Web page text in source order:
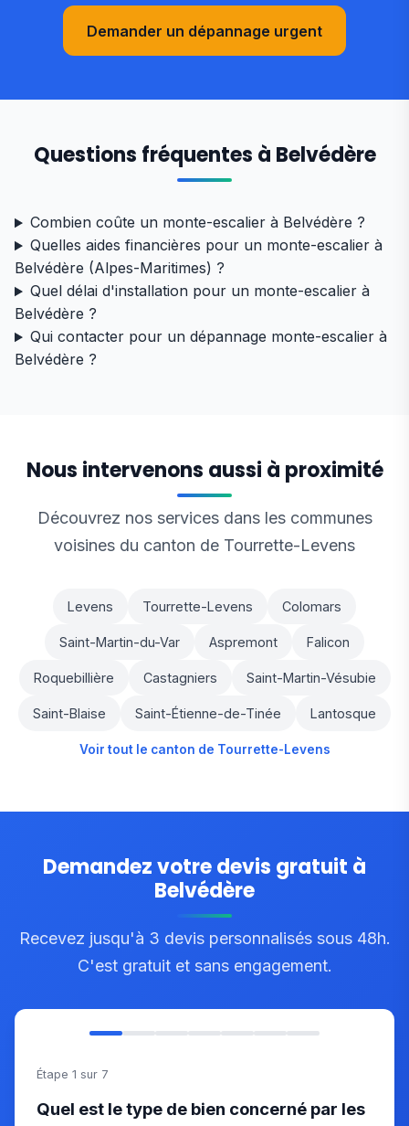
Demander un dépannage urgent
Questions fréquentes à Belvédère
Combien coûte un monte-escalier à Belvédère ?
Quelles aides financières pour un monte-escalier à
Belvédère (Alpes-Maritimes) ?
Quel délai d'installation pour un monte-escalier à
Belvédère ?
Qui contacter pour un dépannage monte-escalier à
Belvédère ?
Nous intervenons aussi à proximité
Découvrez nos services dans les communes
voisines du canton de Tourrette-Levens
Levens Tourrette-Levens Colomars
Saint-Martin-du-Var Aspremont Falicon
Roquebillière Castagniers Saint-Martin-Vésubie
Saint-Blaise Saint-Étienne-de-Tinée Lantosque
Voir tout le canton de Tourrette-Levens
Demandez votre devis gratuit à
Belvédère
Recevez jusqu'à 3 devis personnalisés sous 48h.
C'est gratuit et sans engagement.
Étape 1 sur 7
Quel est le type de bien concerné par les